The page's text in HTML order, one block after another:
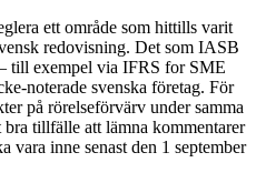
ett område som hittills varit
redovisning. Det som IASB
till exempel via IFRS for SME
noterade svenska företag. För
på rörelseförvärv under samma
tillfälle att lämna kommentarer
inne senast den 1 september